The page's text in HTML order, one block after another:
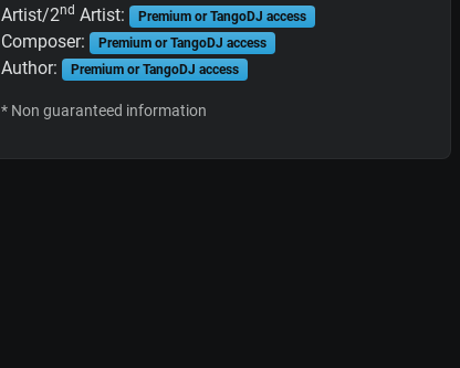
Artist/2nd Artist: Premium or TangoDJ access
Composer: Premium or TangoDJ access
Author: Premium or TangoDJ access
* Non guaranteed information